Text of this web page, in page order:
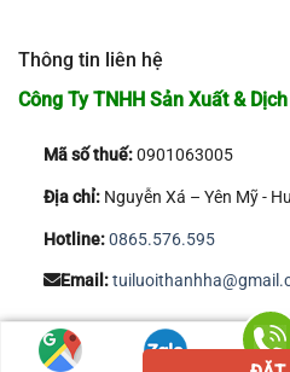
Thông tin liên hệ
Công Ty TNHH Sản Xuất &
Mã số thuế:0901063005
Địa chỉ:Nguyễn Xá – Yên Mỹ -
Hotline:0865.576.595
Email:
Copyright 2026 © Công Ty TNHH